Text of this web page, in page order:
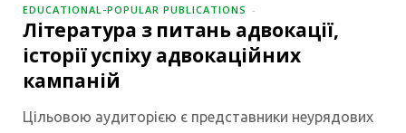
EDUCATIONAL-POPULAR PUBLICATIONS
Література з питань адвокації,
історії успіху адвокаційних
кампаній
Цільовою аудиторією є представники неурядових